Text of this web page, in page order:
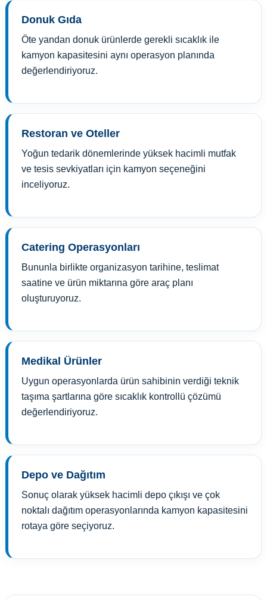
Donuk Gıda
Öte yandan donuk ürünlerde gerekli sıcaklık ile
kamyon kapasitesini aynı operasyon planında
değerlendiriyoruz.
Restoran ve Oteller
Yoğun tedarik dönemlerinde yüksek hacimli mutfak
ve tesis sevkiyatları için kamyon seçeneğini
inceliyoruz.
Catering Operasyonları
Bununla birlikte organizasyon tarihine, teslimat
saatine ve ürün miktarına göre araç planı
oluşturuyoruz.
Medikal Ürünler
Uygun operasyonlarda ürün sahibinin verdiği teknik
taşıma şartlarına göre sıcaklık kontrollü çözümü
değerlendiriyoruz.
Depo ve Dağıtım
Sonuç olarak yüksek hacimli depo çıkışı ve çok
noktalı dağıtım operasyonlarında kamyon kapasitesini
rotaya göre seçiyoruz.